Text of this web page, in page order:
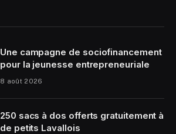
Une campagne de sociofinancement
pour la jeunesse entrepreneuriale
8 août 2026
250 sacs à dos offerts gratuitement à
de petits Lavallois